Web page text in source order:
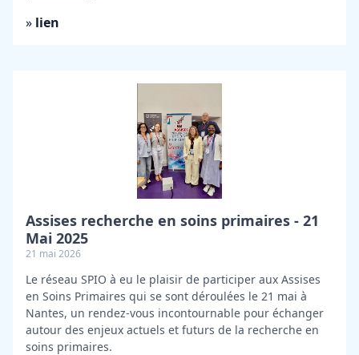
» lien
Assises recherche en soins primaires - 21
Mai 2025
21 mai 2026
Le réseau SPIO à eu le plaisir de participer aux Assises
en Soins Primaires qui se sont déroulées le 21 mai à
Nantes, un rendez-vous incontournable pour échanger
autour des enjeux actuels et futurs de la recherche en
soins primaires.